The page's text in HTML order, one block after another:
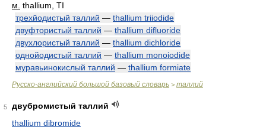
м. thallium, TI
трехйодистый таллий — thallium triiodide
двуфтористый таллий — thallium difluoride
двухлористый таллий — thallium dichloride
однойодистый таллий — thallium monoiodide
муравьинокислый таллий — thallium formiate
Русско-английский большой базовый словарь > таллий
5
двубромистый таллий
thallium dibromide